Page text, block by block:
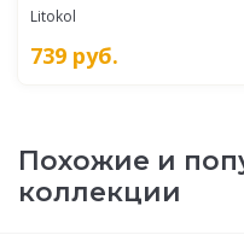
Litokol
739 руб.
Похожие и
коллекции